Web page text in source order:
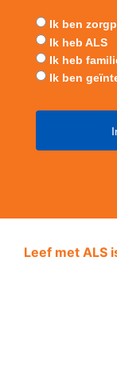
Ik ben
Ik heb ALS
Ik heb
Ik ben
Leef met ALS